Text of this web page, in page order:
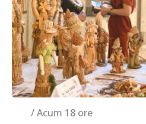
/ Acum 18 ore